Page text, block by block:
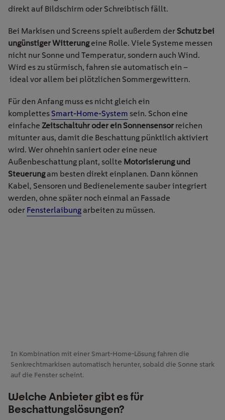
direkt auf Bildschirm oder Schreibtisch fällt.
Bei Markisen und Screens spielt außerdem der Schutz bei
ungünstiger Witterungeine Rolle. Viele Systeme messen
nicht nur Sonne und Temperatur, sondern auch Wind.
Wird es zu stürmisch, fahren sie automatisch ein –
ideal vor allem bei plötzlichen Sommergewittern.
Für den Anfang muss es nicht gleich ein
komplettes Smart-Home-System sein. Schon eine
einfache Zeitschaltuhr oder ein Sonnensensor reichen
mitunter aus, damit die Beschattung pünktlich aktiviert
wird. Wer ohnehin saniert oder eine neue
Außenbeschattung plant, sollte Motorisierung und
Steuerungam besten direkt einplanen. Dann können
Kabel, Sensoren und Bedienelemente sauber integriert
werden, ohne später noch einmal an Fassade
oder Fensterlaibung arbeiten zu müssen.
In Kombination mit einer Smart-Home-Lösung fahren die
Senkrechtmarkisen automatisch herunter, sobald die Sonne stark
auf die Fenster scheint.
Welche Anbieter gibt es für
Beschattungslösungen?